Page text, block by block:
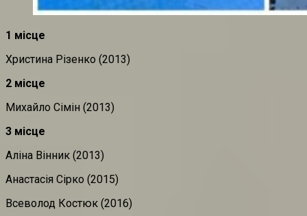
1 місце
Христина Різенко (2013)
2 місце
Михайло Сімін (2013)
3 місце
Аліна Вінник (2013)
Анастасія Сірко (2015)
Всеволод Костюк (2016)